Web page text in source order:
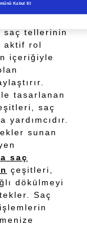
saç tellerinin
aktif rol
içeriğiyle
tasarlanan
saç
sunan
saç
çeşitleri,
dökülmeyi
Saç
Kabul Et